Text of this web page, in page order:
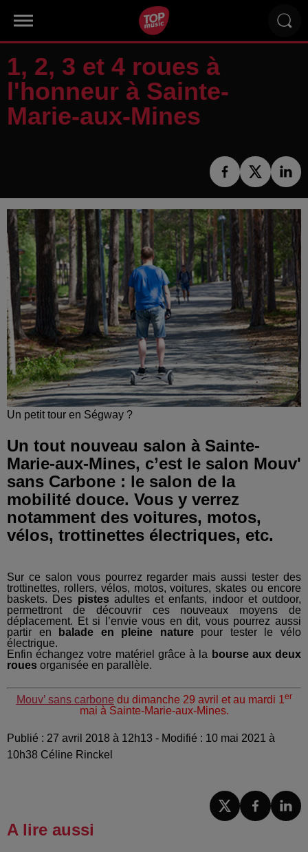
1, 2, 3 et 4 roues à
l'honneur à Sainte-
Marie-aux-Mines
Un petit tour en Ségway ?
Un tout nouveau salon à Sainte-
Marie-aux-Mines, c’est le salon Mouv'
sans Carbone : le salon de la
mobilité douce. Vous y verrez
notamment des voitures, motos,
vélos, trottinettes électriques, etc.
Sur ce salon vous pourrez regarder mais aussi tester des
trottinettes, rollers, vélos, motos, voitures, skates ou encore
baskets. Des pistesadultes et enfants, indoor et outdoor,
permettront de découvrir ces nouveaux moyens de
déplacement. Et si l’envie vous en dit, vous pourrez aussi
partir en
balade en pleine naturepour tester le vélo
électrique.
Enfin échangez votre matériel grâce à la bourse aux deux
roues organisée en parallèle.
Mouv’ sans carbone du dimanche 29 avril et au mardi 1er
mai à Sainte-Marie-aux-Mines.
Publié : 27 avril 2018 à 12h13 - Modifié : 10 mai 2021 à
10h38 Céline Rinckel
A lire aussi